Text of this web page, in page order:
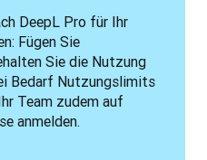
DeepL Pro für Ihr
Fügen Sie
Sie die Nutzung
Bedarf Nutzungslimits
Team zudem auf
anmelden.